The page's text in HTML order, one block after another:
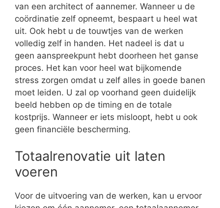
van een architect of aannemer. Wanneer u de
coördinatie zelf opneemt, bespaart u heel wat
uit. Ook hebt u de touwtjes van de werken
volledig zelf in handen. Het nadeel is dat u
geen aanspreekpunt hebt doorheen het ganse
proces. Het kan voor heel wat bijkomende
stress zorgen omdat u zelf alles in goede banen
moet leiden. U zal op voorhand geen duidelijk
beeld hebben op de timing en de totale
kostprijs. Wanneer er iets misloopt, hebt u ook
geen financiële bescherming.
Totaalrenovatie uit laten
voeren
Voor de uitvoering van de werken, kan u ervoor